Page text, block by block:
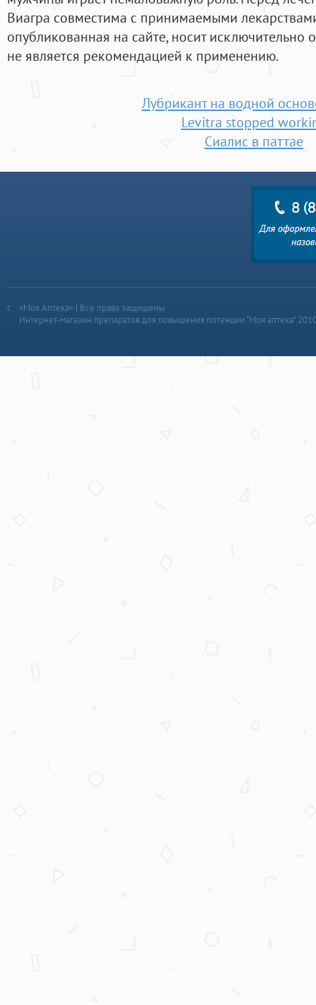
Виагра совместима с принимаемыми
опубликованная на сайте, носит исключительно
не является рекомендацией к применению.
Лубрикант на водной
Levitra stopped
Сиалис в паттае
«Моя Аптека» | Все права защищены
Интернет-магазин препаратов для повышения потенции “Моя аптека”